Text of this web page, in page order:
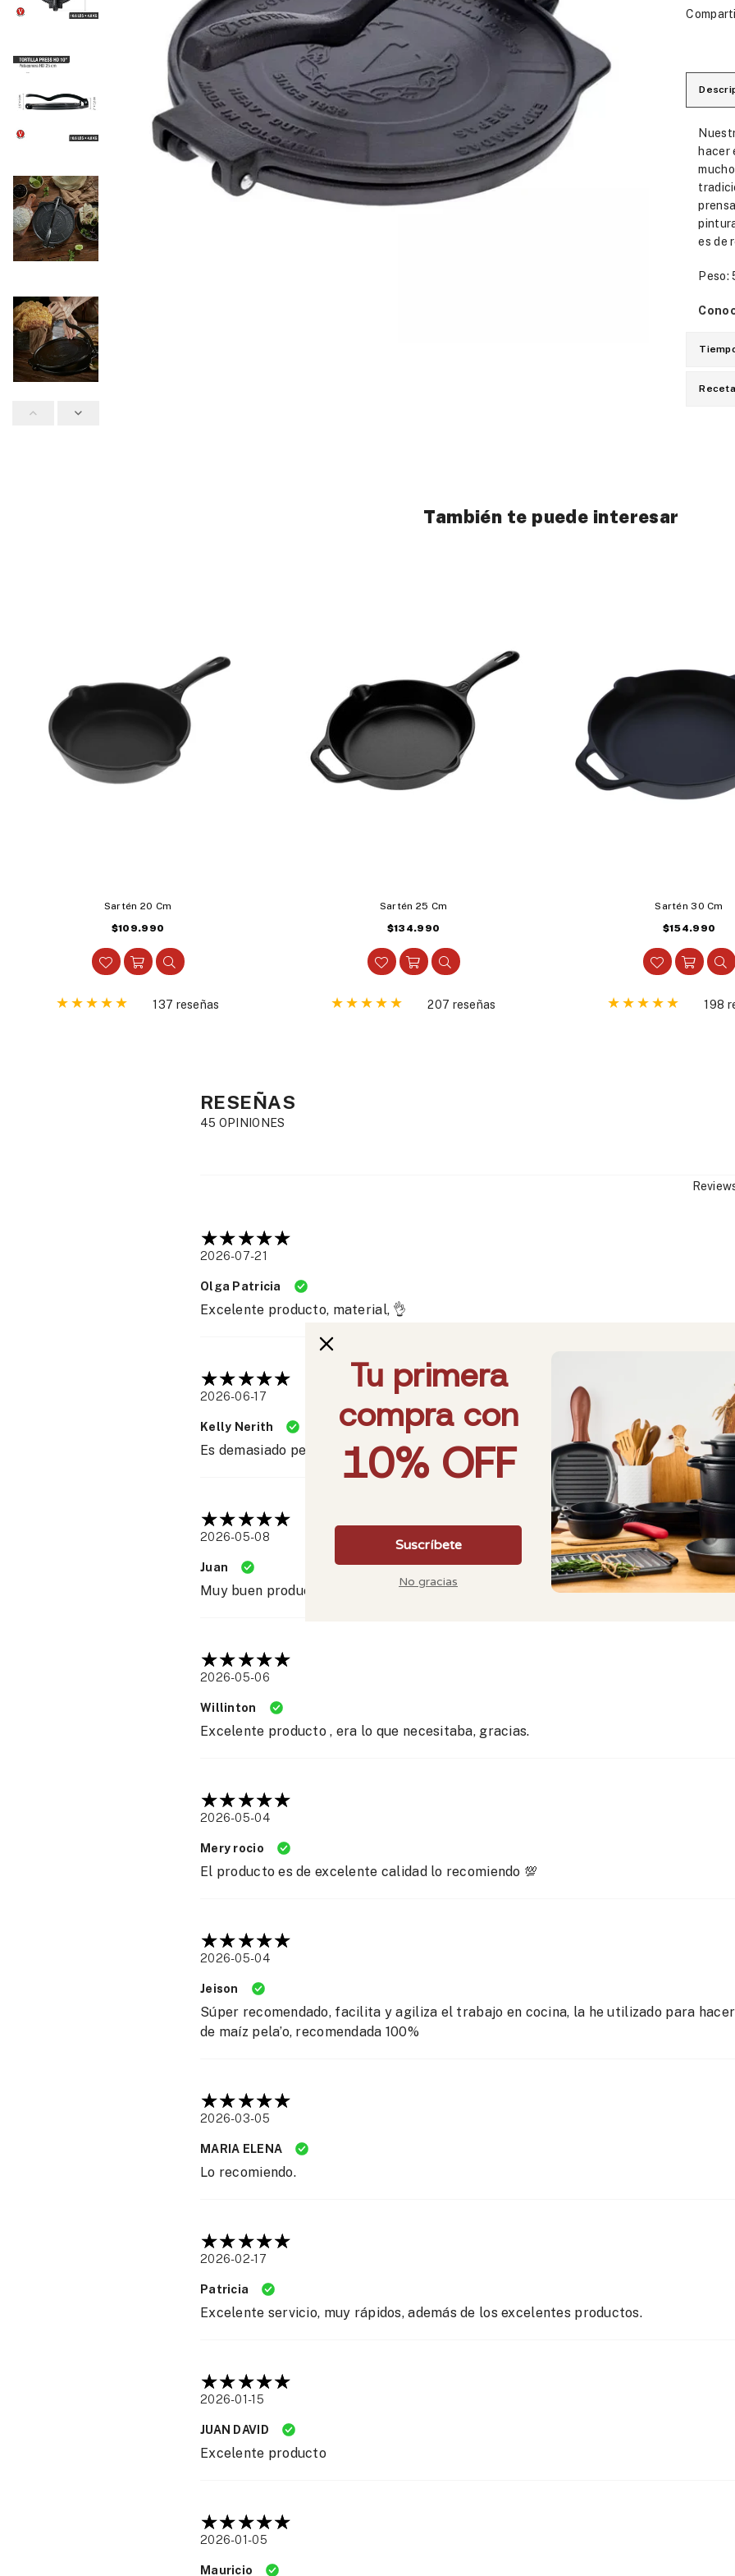
hacer
es de
Peso:
También te puede interesar
Sartén 20 Cm
Precio
$109.990
137 reseñas
Sartén 25 Cm
Precio
$134.990
207 reseñas
Sartén 30 Cm
Precio
$154.990
198
RESEÑAS
45 OPINIONES
2026-07-21
Olga Patricia
Excelente producto, material, 👌
2026-06-17
Kelly Nerith
Es demasiado perfecta me encanta en todo sentido es muy confiable
2026-05-08
Juan
Muy buen producto
2026-05-06
Willinton
Excelente producto , era lo que necesitaba, gracias.
2026-05-04
Mery rocio
El producto es de excelente calidad lo recomiendo 💯
2026-05-04
Jeison
Súper recomendado, facilita y agiliza el trabajo en cocina, la he utilizado para
de maíz pela’o, recomendada 100%
2026-03-05
MARIA ELENA
Lo recomiendo.
2026-02-17
Patricia
Excelente servicio, muy rápidos, además de los excelentes productos.
2026-01-15
JUAN DAVID
Excelente producto
2026-01-05
Mauricio